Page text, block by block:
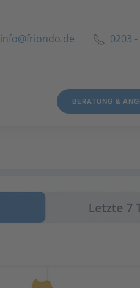
info@friondo.de 0203
BERATUNG &